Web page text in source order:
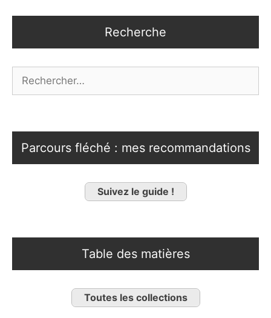
Recherche
Parcours fléché : mes recommandations
Suivez le guide !
Table des matières
Toutes les collections